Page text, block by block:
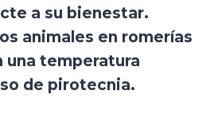
a su bienestar.
animales en romerías
una temperatura
de pirotecnia.